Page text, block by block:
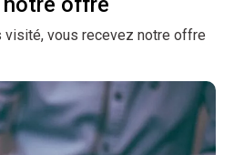
visité, vous recevez notre offre